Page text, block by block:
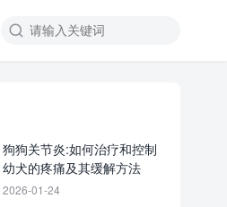
狗狗关节炎:如何治疗和控制
幼犬的疼痛及其缓解方法
2026-01-24